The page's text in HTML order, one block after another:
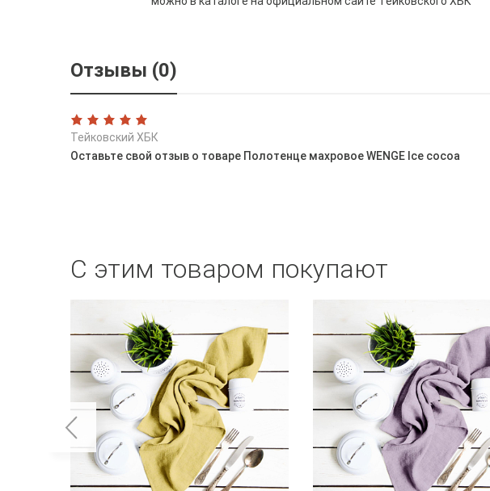
Отзывы (0)
Тейковский ХБК
Оставьте свой отзыв о товаре Полотенце махровое WENGE Ice cocoa
С этим товаром покупают